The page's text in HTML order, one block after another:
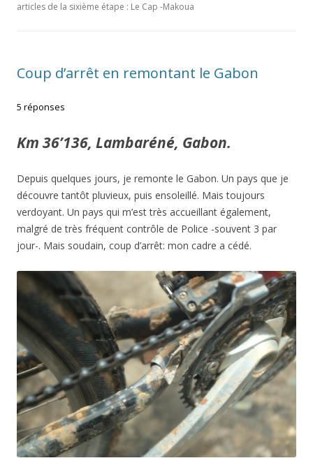
articles de la sixième étape : Le Cap -Makoua
Coup d’arrêt en remontant le Gabon
5 réponses
Km 36’136, Lambaréné, Gabon.
Depuis quelques jours, je remonte le Gabon. Un pays que je
découvre tantôt pluvieux, puis ensoleillé. Mais toujours
verdoyant. Un pays qui m’est très accueillant également,
malgré de très fréquent contrôle de Police -souvent 3 par
jour-. Mais soudain, coup d’arrêt: mon cadre a cédé.